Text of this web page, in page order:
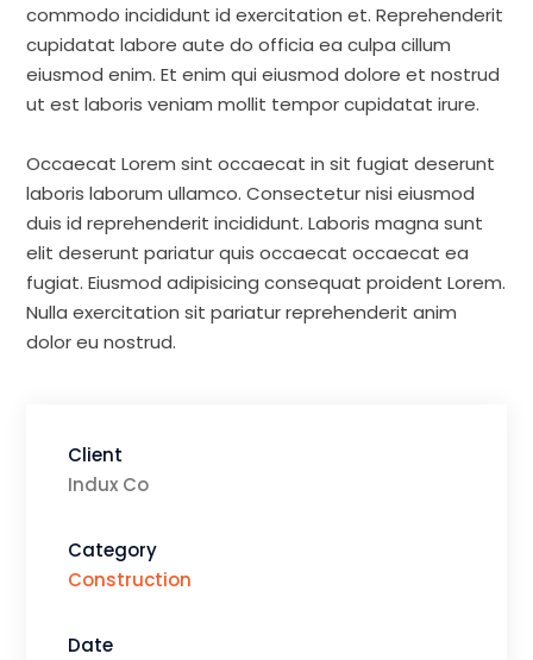
commodo incididunt id exercitation et. Reprehenderit
cupidatat labore aute do officia ea culpa cillum
eiusmod enim. Et enim qui eiusmod dolore et nostrud
ut est laboris veniam mollit tempor cupidatat irure.
Occaecat Lorem sint occaecat in sit fugiat deserunt
laboris laborum ullamco. Consectetur nisi eiusmod
duis id reprehenderit incididunt. Laboris magna sunt
elit deserunt pariatur quis occaecat occaecat ea
fugiat. Eiusmod adipisicing consequat proident Lorem.
Nulla exercitation sit pariatur reprehenderit anim
dolor eu nostrud.
Client
Indux Co
Category
Construction
Date